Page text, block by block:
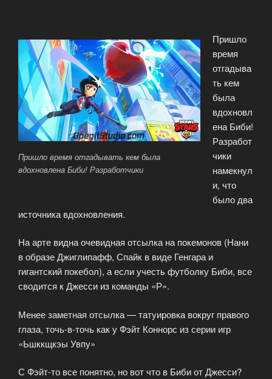
Пришло время отгадывать кем была
вдохновлена Биби! Разработчики
Пришло
время
отгадыва
ть кем
была
вдохновл
ена Биби!
Разработ
чики
намекнул
и, что
было два
источника вдохновления.
На арте видна очевидная отсылка на покемонов (Нани
в образе Джиглипафф, Спайк в виде Генгара и
гигантский покебол), а если учесть футболку Биби, все
сводится к Джесси из команды «Р».
Менее заметная отсылка — татуировка вокруг правого
глаза, точь-в-точь как у Фэйт Коннорс из серии игр
«Ьшккщкэы Увпу»
С Фэйт-то все понятно, но вот что в Биби от Джесси?